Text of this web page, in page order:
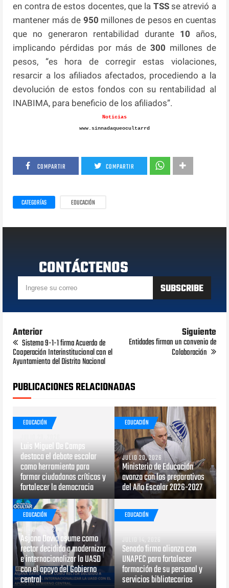
en contra de estos docentes, que la TSSse atrevió a
mantener más de 950 millones de pesos en cuentas
que no generaron rentabilidad durante 10 años,
implicando pérdidas por más de 300 millones de
pesos, “es hora de corregir estas violaciones,
resarcir a los afiliados afectados, procediendo a la
devolución de estos fondos con su rentabilidad al
INABIMA, para beneficio de los afiliados”.
Noticias
www.sinnadaqueocultarrd
COMPARTIR COMPARTIR
CATEGORÍAS EDUCACIÓN
CONTÁCTENOS
Anterior
Sistema 9-1-1 firma Acuerdo de
Cooperación Interinstitucional con el
Ayuntamiento del Distrito Nacional
Siguiente
Entidades firman un convenio de
Colaboración
PUBLICACIONES RELACIONADAS
EDUCACIÓN
Luis Miguel De Camps
destaca el debate escolar
como herramienta para
formar ciudadanos críticos y
fortalecer la democracia
EDUCACIÓN
JULIO 20, 2026
Ministerio de Educación
avanza con los preparativos
del Año Escolar 2026-2027
EDUCACIÓN
JULIO 17, 2026
Asjana David asume como
rector decidido a modernizar
e internacionalizar la UASD
con el apoyo del Gobierno
central
EDUCACIÓN
JULIO 14, 2026
Senado firma alianza con
UNAPEC para fortalecer
formación de su personal y
servicios bibliotecarios